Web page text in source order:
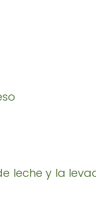
leche y la